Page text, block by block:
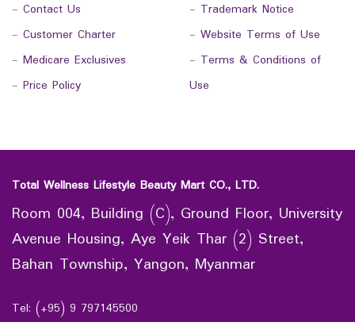
- Contact Us
- Customer Charter
- Medicare Exclusives
- Price Policy
- Trademark Notice
- Website Terms of Use
- Terms & Conditions of
Use
Total Wellness Lifestyle Beauty Mart CO., LTD.
Room 004, Building (C), Ground Floor, University
Avenue Housing, Aye Yeik Thar (2) Street,
Bahan Township, Yangon, Myanmar
Tel: (+95) 9 797145500